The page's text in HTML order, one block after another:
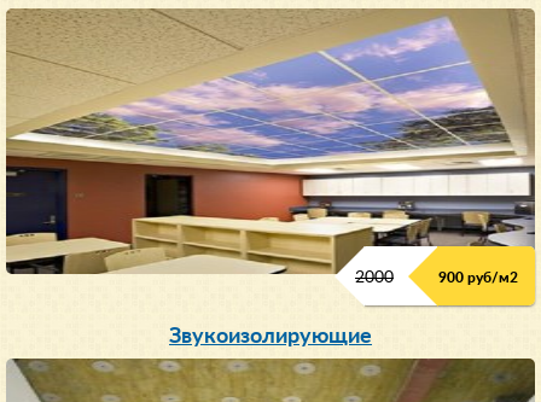
2000 900 руб/м2
Звукоизолирующие